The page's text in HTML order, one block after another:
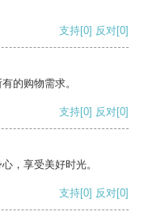
支持[0] 反对[0]
的购物需求。
支持[0] 反对[0]
，享受美好时光。
支持[0] 反对[0]